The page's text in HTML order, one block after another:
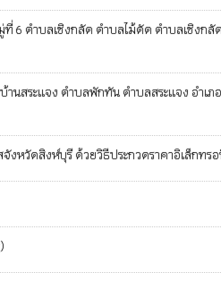
ตำบลเชิงกลัด ตำบลไม้ดัด ตำบลเชิงกลั
สระแจง ตำบลพักทัน ตำบลสระแจง อำเ
หวัดสิงห์บุรี ด้วยวิธีประกวดราคาอิเล็กทร